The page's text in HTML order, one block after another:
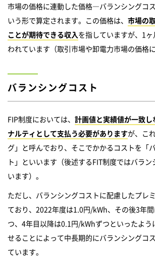
市場の価格に連動した価格―バランシングコ
いう形で算定されます。この価格は、 市場の
ことが期待できる収入を指していますが、1
われています（取引市場や卸電力市場の価格に
バランシングコスト
FIP制度においては、 計画値と実績値が一致
ナルティとして支払う必要がありますが、こ
グ」と呼んでおり、そこでかかるコストを「
ト」といいます（後述するFIT制度ではバラ
います）。
ただし、バランシングコストに配慮したプレ
ており、2022年度は1.0円/kWh、その後3年
つ、4年目以降は0.1円/kWhずつといったよう
せることによって中長期的にバランシングコ
ています。